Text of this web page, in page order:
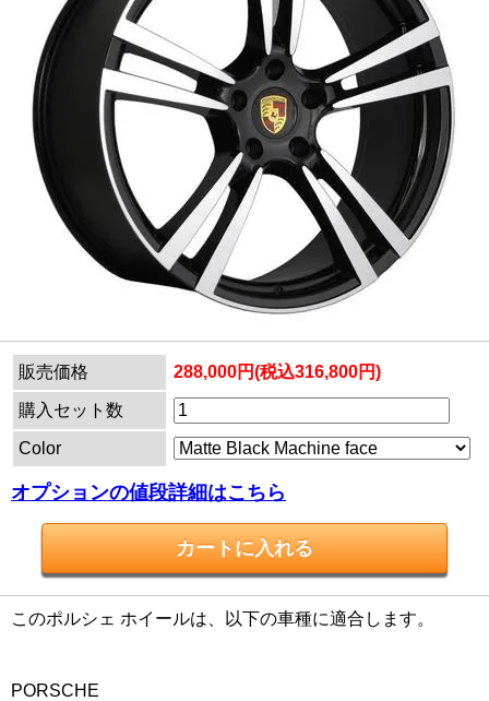
販売価格 288,000円(税込316,800円)
購入セット数
Color
オプションの値段詳細はこちら
このポルシェ ホイールは、以下の車種に適合します。
PORSCHE